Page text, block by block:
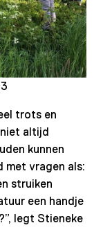
trots en
altijd
kunnen
met vragen als:
struiken
een handje
legt Stieneke